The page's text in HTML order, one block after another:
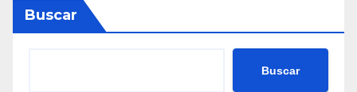
Buscar
Buscar